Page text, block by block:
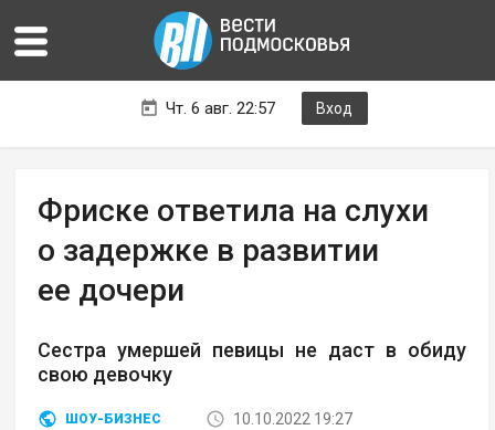
Чт. 6 авг. 22:57 Вход
Фриске ответила на слухи
о задержке в развитии
ее дочери
Сестра умершей певицы не даст в обиду
свою девочку
ШОУ-БИЗНЕС
10.10.2022 19:27